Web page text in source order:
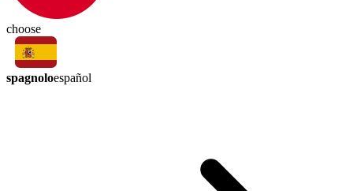
choose
spagnoloespañol